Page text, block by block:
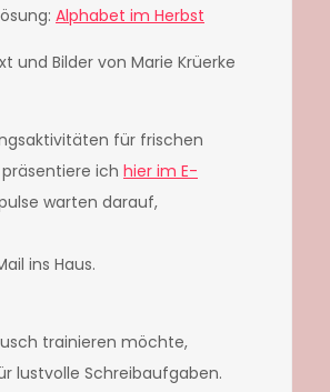
Alphabet im Herbst
und Bilder von Marie Krüerke
für frischen
ich hier im E-
warten darauf,
ins Haus.
trainieren möchte,
lustvolle Schreibaufgaben.